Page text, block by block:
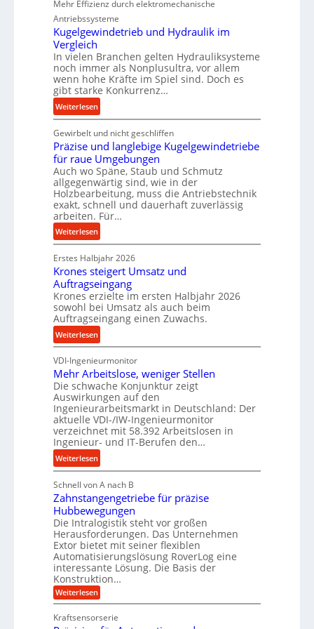
r
f
o
r
m
a
n
c
e
b
e
i
m
D
r
ü
c
r
o
z
e
s
s
Mehr Effizienz durch elektromechanische
Antriebssysteme
Kugelgewindetrieb und Hydraulik im
Vergleich
In vielen Branchen gelten Hydrauliksysteme
noch immer als Nonplusultra, vor allem
wenn hohe Kräfte im Spiel sind. Doch es
gibt starke Konkurrenz…
Weiterlesen:
K
u
g
e
l
g
e
w
i
n
e
r
i
e
b
u
n
d
H
y
d
r
a
u
l
i
m
V
e
r
g
l
e
Gewirbelt und nicht geschliffen
Präzise und langlebige Kugelgewindetriebe
für raue Umgebungen
Auch wo Späne, Staub und Schmutz
allgegenwärtig sind, wie in der
Holzbearbeitung, muss die Antriebstechnik
exakt, schnell und dauerhaft zuverlässig
arbeiten. Für…
Weiterlesen:
P
r
ä
z
i
s
e
u
n
d
l
a
n
g
l
e
b
i
g
e
K
u
g
e
l
g
e
w
i
Erstes Halbjahr 2026
Krones steigert Umsatz und
Auftragseingang
Krones erzielte im ersten Halbjahr 2026
sowohl bei Umsatz als auch beim
Auftragseingang einen Zuwachs.
Weiterlesen:
K
r
o
n
e
s
s
t
e
i
g
r
t
U
m
s
a
t
z
VDI-Ingenieurmonitor
Mehr Arbeitslose, weniger Stellen
Die schwache Konjunktur zeigt
Auswirkungen auf den
Ingenieurarbeitsmarkt in Deutschland: Der
aktuelle VDI-/IW-Ingenieurmonitor
verzeichnet mit 58.392 Arbeitslosen in
Ingenieur- und IT-Berufen den…
Weiterlesen:
M
e
h
r
A
r
b
e
i
t
s
l
Schnell von A nach B
Zahnstangengetriebe für präzise
Hubbewegungen
Die Intralogistik steht vor großen
Herausforderungen. Das Unternehmen
Extor bietet mit seiner flexiblen
Automatisierungslösung RoverLog eine
interessante Lösung. Die Basis der
Konstruktion…
Weiterlesen:
Z
h
Kraftsensorserie